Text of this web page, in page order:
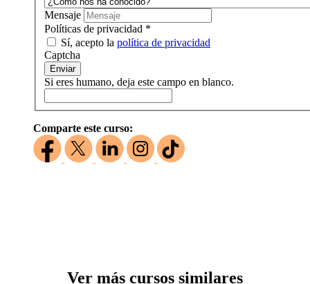
Mensaje
Políticas de privacidad *
Sí, acepto la política de privacidad
Captcha
Enviar
Si eres humano, deja este campo en blanco.
Comparte este curso:
Ver más cursos similares